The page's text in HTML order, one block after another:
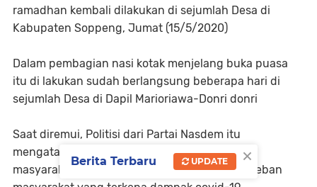
ramadhan kembali dilakukan di sejumlah Desa di
Kabupaten Soppeng, Jumat (15/5/2020)
Dalam pembagian nasi kotak menjelang buka puasa
itu di lakukan sudah berlangsung beberapa hari di
sejumlah Desa di Dapil Marioriawa-Donri donri
Saat diremui, Politisi dari Partai Nasdem itu
mengatakan, pembagian Nasi kotak kepada
masyarakat ini dilakukan untuk mengurangi beban
×
Berita Terbaru UPDATE